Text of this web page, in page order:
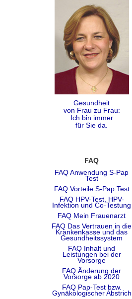
Gesundheit
von Frau zu Frau:
Ich bin immer
für Sie da.
FAQ
FAQ Anwendung S-Pap
Test
FAQ Vorteile S-Pap Test
FAQ HPV-Test, HPV-
Infektion und Co-Testung
FAQ Mein Frauenarzt
FAQ Das Vertrauen in die
Krankenkasse und das
Gesundheitssystem
FAQ Inhalt und
Leistungen bei der
Vorsorge
FAQ Änderung der
Vorsorge ab 2020
FAQ Pap-Test bzw.
Gynäkologischer Abstrich